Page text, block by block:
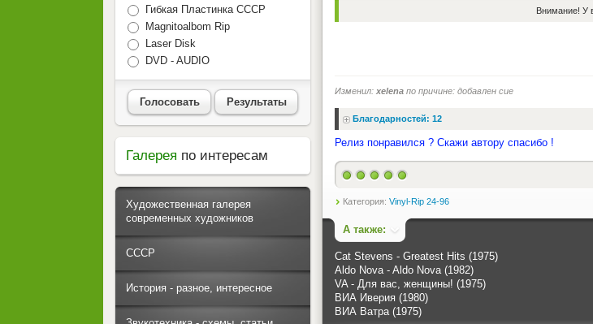
Внимание! У
Изменил: xelena по причине: добавлен cue
Благодарностей: 12
Релиз понравился ? Скажи автору спасибо !
Категория: Vinyl-Rip 24-96
А также:
Cat Stevens - Greatest Hits (1975)
Aldo Nova - Aldo Nova (1982)
VA - Для вас, женщины! (1975)
ВИА Иверия (1980)
ВИА Ватра (1975)
Гибкая Пластинка СССР
Magnitoalbom Rip
Laser Disk
DVD - AUDIO
Голосовать Результаты
Галерея по интересам
Художественная галерея
современных художников
СССР
История - разное, интересное